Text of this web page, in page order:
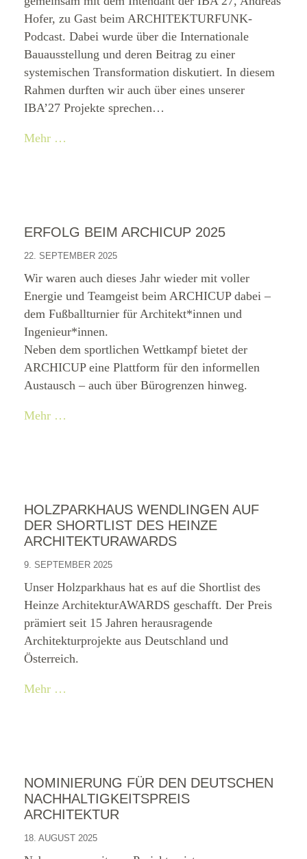
Hofer, zu Gast beim ARCHITEKTURFUNK-
Podcast. Dabei wurde über die Internationale
Bauausstellung und deren Beitrag zu einer
systemischen Transformation diskutiert. In diesem
Rahmen durften wir auch über eines unserer
IBA’27 Projekte sprechen…
Mehr …
ERFOLG BEIM ARCHICUP 2025
22. SEPTEMBER 2025
Wir waren auch dieses Jahr wieder mit voller
Energie und Teamgeist beim ARCHICUP dabei –
dem Fußballturnier für Architekt*innen und
Ingenieur*innen.
Neben dem sportlichen Wettkampf bietet der
ARCHICUP eine Plattform für den informellen
Austausch – auch über Bürogrenzen hinweg.
Mehr …
HOLZPARKHAUS WENDLINGEN AUF
DER SHORTLIST DES HEINZE
ARCHITEKTURAWARDS
9. SEPTEMBER 2025
Unser Holzparkhaus hat es auf die Shortlist des
Heinze ArchitekturAWARDS geschafft. Der Preis
prämiert seit 15 Jahren herausragende
Architekturprojekte aus Deutschland und
Österreich.
Mehr …
NOMINIERUNG FÜR DEN DEUTSCHEN
NACHHALTIGKEITSPREIS
ARCHITEKTUR
18. AUGUST 2025